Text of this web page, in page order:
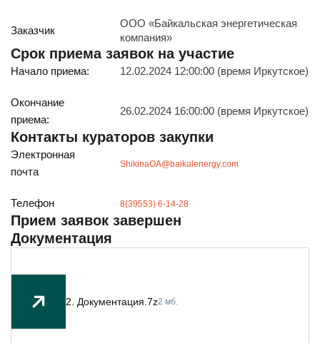
Иркутск
ул. Рабочая, 22
office@enplus-td.ru
Режим работы (UTC+8)
с 8:00 до 17:15
Перерыв на обед с 12 до 13 часов
И бесплатно получайте ценную информацию
Будьте всегда в курсе
Подписаться
Заказчик
ООО «Байкальская энергетическая
компания»
Срок приема заявок на участие
Начало приема: 12.02.2024 12:00:00 (время Иркутское)
Окончание
приема:
26.02.2024 16:00:00 (время Иркутское)
Контакты кураторов закупки
Электронная
почта
ShikinaOA@baikalenergy.com
Телефон 8(39553) 6-14-28
Прием заявок завершен
Документация
2. Документация.7z2 мб.